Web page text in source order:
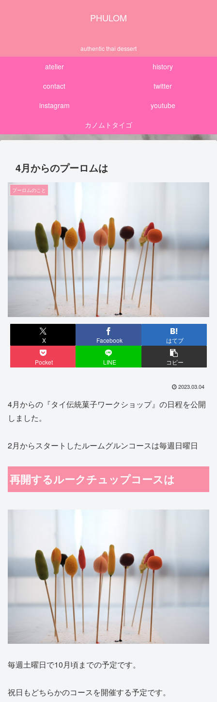
PHULOM
authentic thai dessert
atelier
history
contact
twitter
instagram
youtube
カノムトタイゴ
4月からのプーロムは
プーロムのこと
X Facebook はてブ
Pocket LINE コピー
2023.03.04
4月からの『タイ伝統菓子ワークショップ』の日程を公開
しました。
2月からスタートしたルームグルンコースは毎週日曜日
再開するルークチュップコースは
毎週土曜日で10月頃までの予定です。
祝日もどちらかのコースを開催する予定です。